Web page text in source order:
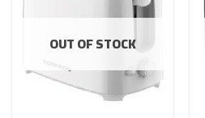
OUT OF STOCK